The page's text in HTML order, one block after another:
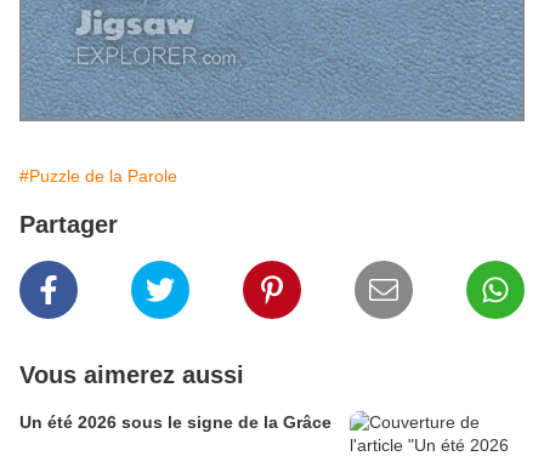
#Puzzle de la Parole
Partager
Vous aimerez aussi
Un été 2026 sous le signe de la Grâce